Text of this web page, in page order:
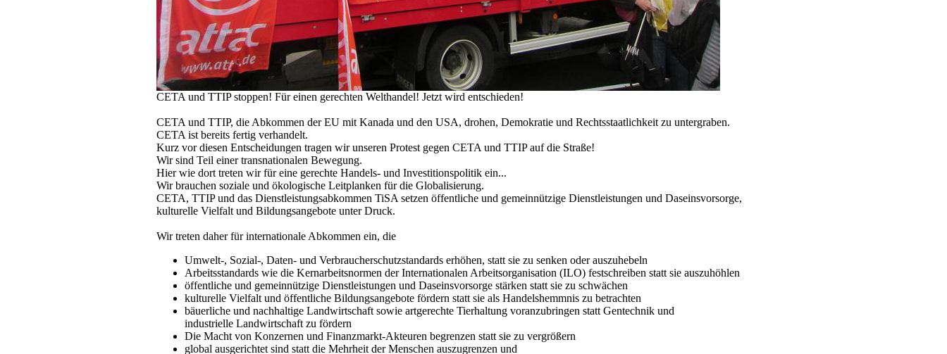
CETA und TTIP stoppen! Für einen gerechten Welthandel! Jetzt wird entschieden!
CETA und TTIP, die Abkommen der EU mit Kanada und den USA, drohen, Demokratie und Rechtsstaatlichkeit zu untergraben.
CETA ist bereits fertig verhandelt.
Kurz vor diesen Entscheidungen tragen wir unseren Protest gegen CETA und TTIP auf die Straße!
Wir sind Teil einer transnationalen Bewegung.
Hier wie dort treten wir für eine gerechte Handels- und Investitionspolitik ein...
Wir brauchen soziale und ökologische Leitplanken für die Globalisierung.
CETA, TTIP und das Dienstleistungsabkommen TiSA setzen öffentliche und gemeinnützige Dienstleistungen und Daseinsvorsorge,
kulturelle Vielfalt und Bildungsangebote unter Druck.
Wir treten daher für internationale Abkommen ein, die
Umwelt-, Sozial-, Daten- und Verbraucherschutzstandards erhöhen, statt sie zu senken oder auszuhebeln
Arbeitsstandards wie die Kernarbeitsnormen der Internationalen Arbeitsorganisation (ILO) festschreiben statt sie auszuhöhlen
öffentliche und gemeinnützige Dienstleistungen und Daseinsvorsorge stärken statt sie zu schwächen
kulturelle Vielfalt und öffentliche Bildungsangebote fördern statt sie als Handelshemmnis zu betrachten
bäuerliche und nachhaltige Landwirtschaft sowie artgerechte Tierhaltung voranzubringen statt Gentechnik und
industrielle Landwirtschaft zu fördern
Die Macht von Konzernen und Finanzmarkt-Akteuren begrenzen statt sie zu vergrößern
global ausgerichtet sind statt die Mehrheit der Menschen auszugrenzen und